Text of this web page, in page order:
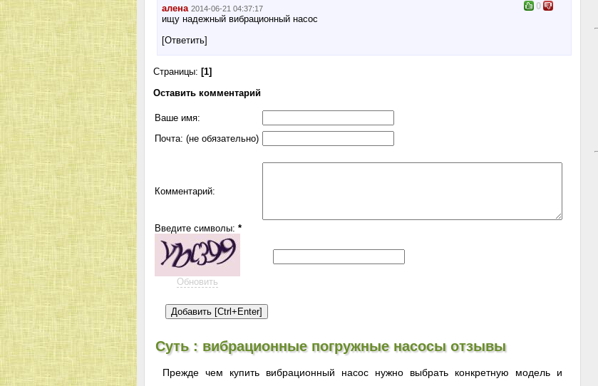
алена 2014-06-21 04:37:17
ищу надежный вибрационный насос
[Ответить]
0
Страницы: [1]
Оставить комментарий
Ваше имя:
Почта: (не обязательно)
Комментарий:
Введите символы: *
Обновить
Суть : вибрационные погружные насосы отзывы
Прежде чем купить вибрационный насос нужно выбрать конкретную модель и